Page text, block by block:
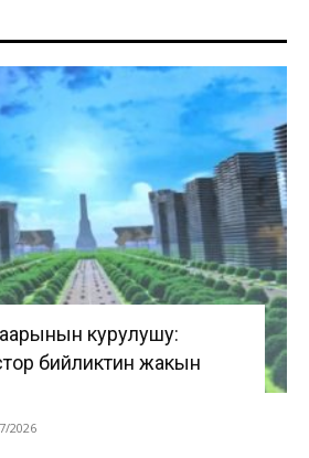
курулушу:
бийликтин жакын
2026